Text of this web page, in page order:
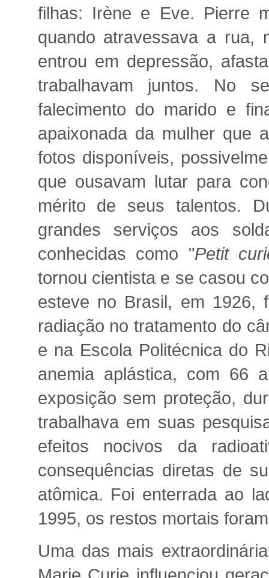
filhas: Irène e Eve. Pierre
quando atravessava a rua,
entrou em depressão,
trabalhavam juntos. No
falecimento do marido e
apaixonada da mulher que
fotos disponíveis,
que ousavam lutar para
mérito de seus talentos.
grandes serviços aos
conhecidas como "Petit
tornou cientista e se casou
esteve no Brasil, em 1926,
radiação no tratamento do
e na Escola Politécnica do
anemia aplástica, com 66
exposição sem proteção,
trabalhava em suas
efeitos nocivos da
consequências diretas de
atômica. Foi enterrada ao
1995, os restos mortais
Uma das mais